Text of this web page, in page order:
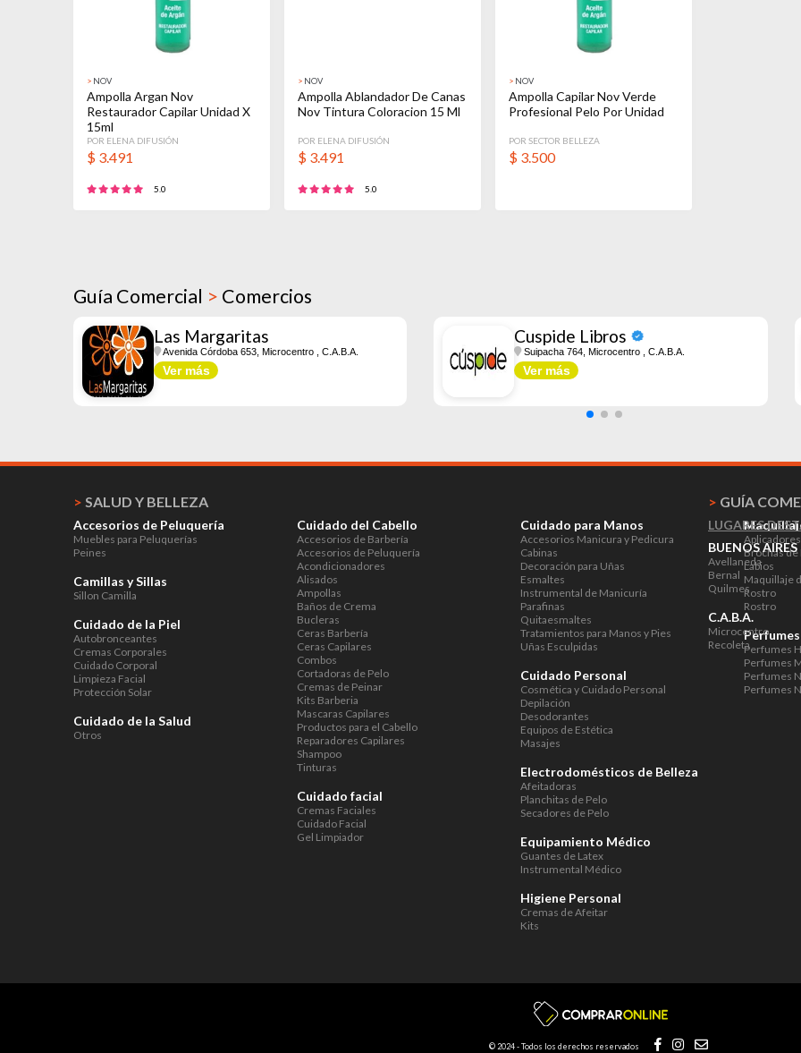
> NOV
Ampolla Argan Nov
Restaurador Capilar Unidad X
15ml
POR ELENA DIFUSIÓN
$ 3.491
5.0
> NOV
Ampolla Ablandador De Canas
Nov Tintura Coloracion 15 Ml
POR ELENA DIFUSIÓN
$ 3.491
5.0
> NOV
Ampolla Capilar Nov Verde
Profesional Pelo Por Unidad
POR SECTOR BELLEZA
$ 3.500
Guía Comercial > Comercios
Las Margaritas
Avenida Córdoba 653, Microcentro , C.A.B.A.
Ver más
Cuspide Libros
Suipacha 764, Microcentro , C.A.B.A.
Ver más
> SALUD Y BELLEZA
Accesorios de Peluquería
Muebles para Peluquerías
Peines
Camillas y Sillas
Sillon Camilla
Cuidado de la Piel
Autobronceantes
Cremas Corporales
Cuidado Corporal
Limpieza Facial
Protección Solar
Cuidado de la Salud
Otros
Cuidado del Cabello
Accesorios de Barbería
Accesorios de Peluquería
Acondicionadores
Alisados
Ampollas
Baños de Crema
Bucleras
Ceras Barbería
Ceras Capilares
Combos
Cortadoras de Pelo
Cremas de Peinar
Kits Barberia
Mascaras Capilares
Productos para el Cabello
Reparadores Capilares
Shampoo
Tinturas
Cuidado facial
Cremas Faciales
Cuidado Facial
Gel Limpiador
Cuidado para Manos
Accesorios Manicura y Pedicura
Cabinas
Decoración para Uñas
Esmaltes
Instrumental de Manicuría
Parafinas
Quitaesmaltes
Tratamientos para Manos y Pies
Uñas Esculpidas
Cuidado Personal
Cosmética y Cuidado Personal
Depilación
Desodorantes
Equipos de Estética
Masajes
Electrodomésticos de Belleza
Afeitadoras
Planchitas de Pelo
Secadores de Pelo
Equipamiento Médico
Guantes de Latex
Instrumental Médico
Higiene Personal
Cremas de Afeitar
Kits
Brochas
Labios
Maquillaje
Rostro
Rostro
Perfumes
Perfumes
Perfumes
Perfumes
Perfumes
> GUÍA
LUGARES
BUENOS AIRES
Avellaneda
Bernal
Quilmes
C.A.B.A.
Microcentro
Recoleta
© 2024 - Todos los derechos reservados